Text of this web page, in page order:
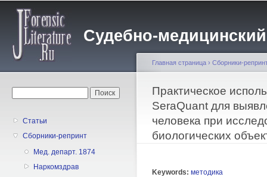
Судебно-
Статьи
Сборники-репринт
Мед. департ. 1874
Наркомздрав
Вы здесь
Главная страница › Сборники-
Практическое
SeraQuant для
человека при
биологических
Keywords: методика